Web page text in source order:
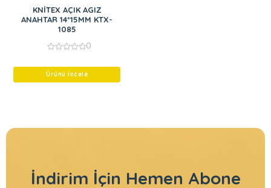
KNİTEX AÇIK AGIZ
ANAHTAR 14*15MM KTX-
1085
of
0
Ürünü İncele
İndirim İçin Hemen Abone